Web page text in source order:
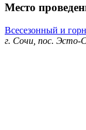
Место
Всесезонный и
г. Сочи, пос. Эсто-